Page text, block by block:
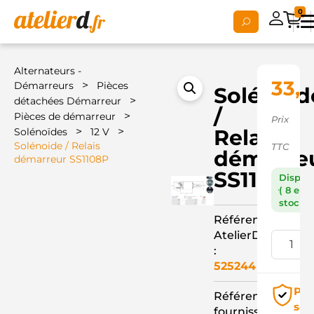
0
Alternateurs -
Démarreurs
>
Pièces
détachées Démarreur
>
Pièces de démarreur >
Solénoïdes > 12 V >
Solénoide / Relais
démarreur SS1108P
/
Relais
SS1108P
Référence
AtelierD
:
525244
Référence
Prix
TTC
( 8 en
stock )